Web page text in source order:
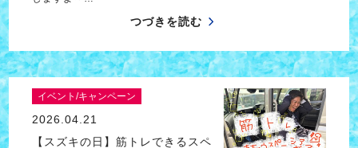
つづきを読む
イベント/キャンペーン
2026.04.21
【スズキの日】筋トレできるスペ